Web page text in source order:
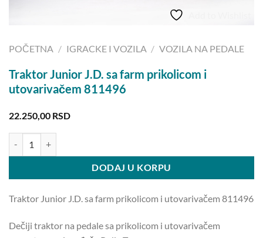
POČETNA / IGRACKE I VOZILA / VOZILA NA PEDALE
Traktor Junior J.D. sa farm prikolicom i
utovarivačem 811496
22.250,00 RSD
DODAJ U KORPU
Traktor Junior J.D. sa farm prikolicom i utovarivačem 811496
Dečiji traktor na pedale sa prikolicom i utovarivačem